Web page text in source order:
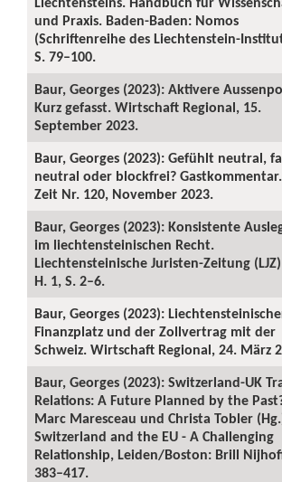
und Praxis. Baden-Baden: Nomos
(Schriftenreihe des Liechtenstein-
S. 79–100.
Baur, Georges (2023): Aktivere
Kurz gefasst. Wirtschaft Regional, 15.
September 2023.
Baur, Georges (2023): Gefühlt neutral,
neutral oder blockfrei?
Zeit Nr. 120, November 2023.
Baur, Georges (2023): Konsistente
im liechtensteinischen Recht.
Liechtensteinische Juristen-Zeitung
H. 1, S. 2–6.
Baur, Georges (2023):
Finanzplatz und der Zollvertrag mit der
Schweiz. Wirtschaft Regional, 24. März
Baur, Georges (2023): Switzerland-UK
Relations: A Future Planned by the
Marc Maresceau und Christa Tobler
Switzerland and the EU - A Challenging
Relationship, Leiden/Boston: Brill
383–417.